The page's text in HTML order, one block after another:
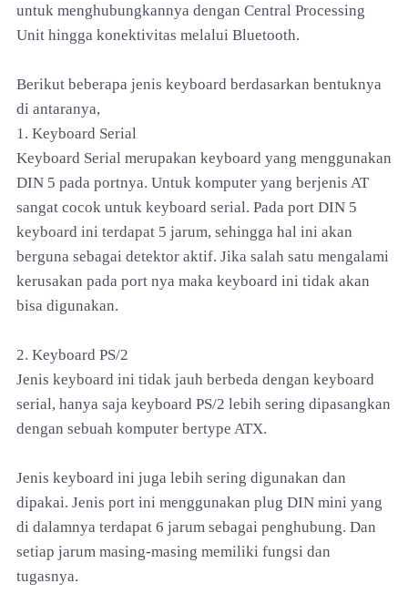
untuk menghubungkannya dengan Central Processing
Unit hingga konektivitas melalui Bluetooth.
Berikut beberapa jenis keyboard berdasarkan bentuknya
di antaranya,
1. Keyboard Serial
Keyboard Serial merupakan keyboard yang menggunakan
DIN 5 pada portnya. Untuk komputer yang berjenis AT
sangat cocok untuk keyboard serial. Pada port DIN 5
keyboard ini terdapat 5 jarum, sehingga hal ini akan
berguna sebagai detektor aktif. Jika salah satu mengalami
kerusakan pada port nya maka keyboard ini tidak akan
bisa digunakan.
2. Keyboard PS/2
Jenis keyboard ini tidak jauh berbeda dengan keyboard
serial, hanya saja keyboard PS/2 lebih sering dipasangkan
dengan sebuah komputer bertype ATX.
Jenis keyboard ini juga lebih sering digunakan dan
dipakai. Jenis port ini menggunakan plug DIN mini yang
di dalamnya terdapat 6 jarum sebagai penghubung. Dan
setiap jarum masing-masing memiliki fungsi dan
tugasnya.